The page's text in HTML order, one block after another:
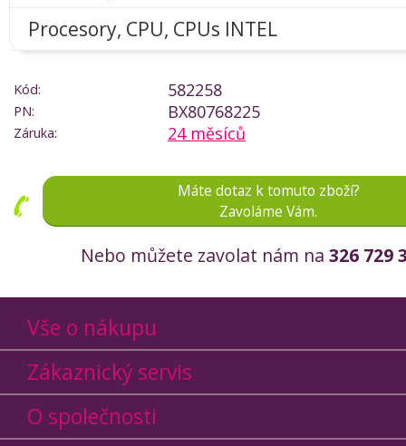
Procesory, CPU, CPUs INTEL
Kód: 582258
PN: BX80768225
Záruka: 24 měsíců
Máte dotaz k tomuto zboží?
Zavoláme Vám.
Nebo můžete zavolat nám na 326 729
Vše o nákupu
Zákaznický servis
O společnosti